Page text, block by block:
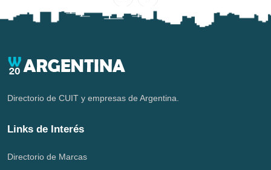
Directorio de CUIT y empresas de Argentina.
Links de Interés
Directorio de Marcas